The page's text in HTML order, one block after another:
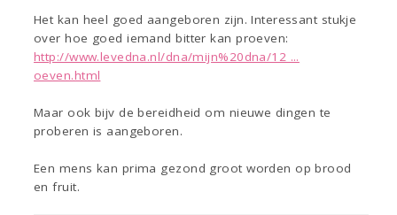
Het kan heel goed aangeboren zijn. Interessant stukje
over hoe goed iemand bitter kan proeven:
http://www.levedna.nl/dna/mijn%20dna/12 ...
oeven.html
Maar ook bijv de bereidheid om nieuwe dingen te
proberen is aangeboren.
Een mens kan prima gezond groot worden op brood
en fruit.